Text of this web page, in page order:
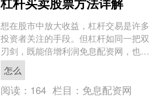
想在股市中放大收益，杠杆交易是许多
投资者关注的手段。但杠杆如同一把双
刃剑，既能倍增利润免息配资网，也会
放大亏损。本文将详细解析股市杠杆交
易的操作方法、具体途径及....
怎么
阅读： 164 栏目： 免息配资网